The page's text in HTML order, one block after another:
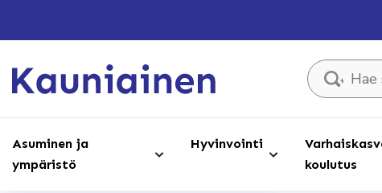
Hae
Asuminen ja
ympäristö
Hyvinvointi
koulutus